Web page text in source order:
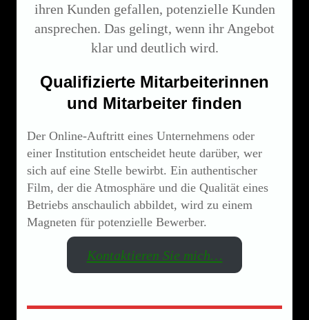
ihren Kunden gefallen, potenzielle Kunden
ansprechen. Das gelingt, wenn ihr Angebot
klar und deutlich wird.
Qualifizierte Mitarbeiterinnen
und Mitarbeiter finden
Der Online-Auftritt eines Unternehmens oder
einer Institution entscheidet heute darüber, wer
sich auf eine Stelle bewirbt. Ein authentischer
Film, der die Atmosphäre und die Qualität eines
Betriebs anschaulich abbildet, wird zu einem
Magneten für potenzielle Bewerber.
Kontaktieren Sie mich…